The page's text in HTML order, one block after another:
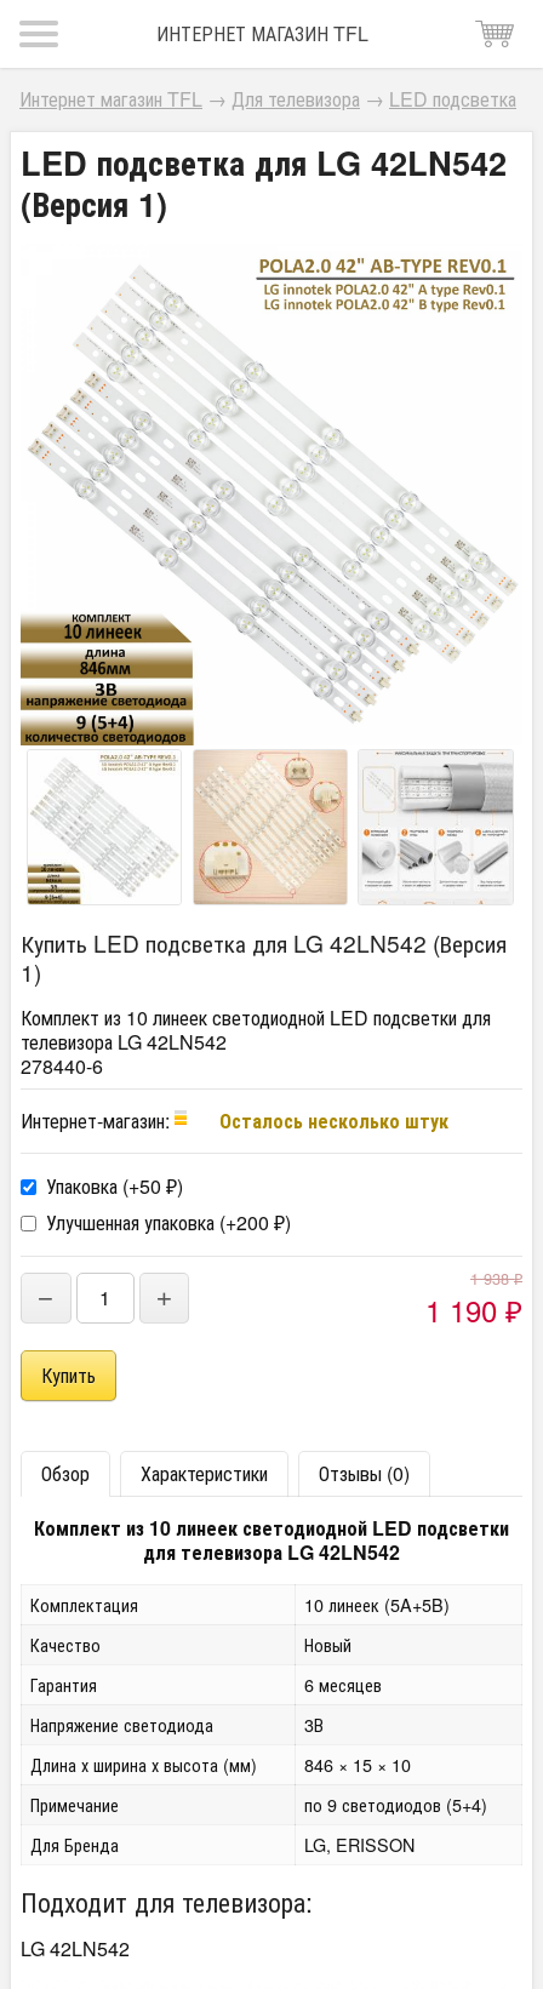
ИНТЕРНЕТ МАГАЗИН TFL
Интернет магазин TFL → Для телевизора → LED подсветка
LED подсветка для LG 42LN542
(Версия 1)
Купить LED подсветка для LG 42LN542 (Версия
1)
Комплект из 10 линеек светодиодной LED подсветки для
телевизора LG 42LN542
278440-6
Интернет-магазин:
Осталось несколько штук
Упаковка (+50 ₽)
Улучшенная упаковка (+200 ₽)
− +
1 938₽
1 190 ₽
Обзор Характеристики
Отзывы (0)
Комплект из 10 линеек светодиодной LED подсветки
для телевизора LG 42LN542
Комплектация
10 линеек (5A+5B)
Качество
Новый
Гарантия
6 месяцев
Напряжение светодиода
3В
Длина х ширина х высота (мм)
846 × 15 × 10
Примечание
по 9 светодиодов (5+4)
Для Бренда
LG, ERISSON
Подходит для телевизора:
LG 42LN542